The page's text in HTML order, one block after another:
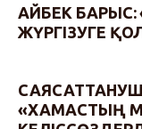
АЙБЕК БАРЫС:
ЖҮРГІЗУГЕ
«ХАМАСТЫҢ